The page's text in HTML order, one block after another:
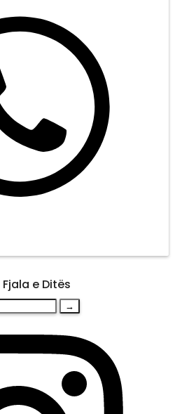
e Ditës